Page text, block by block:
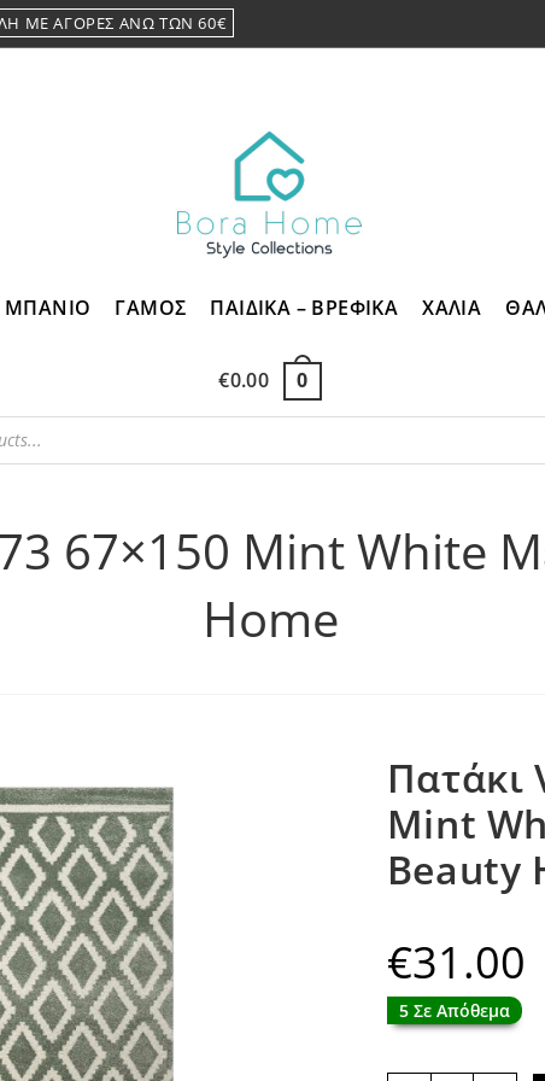
ΜΕ ΑΓΟΡΕΣ ΑΝΩ ΤΩΝ 60€
ΜΠΑΝΙΟ ΓΑΜΟΣ ΠΑΙΔΙΚΑ – ΒΡΕΦΙΚΑ ΧΑΛΙΑ
€0.00 0
67×150 Mint White
Home
Πατάκι
Mint
Beauty
€31.00
5 Σε Απόθεμα